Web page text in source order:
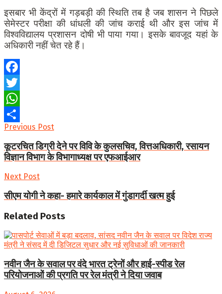
इसबार भी केंद्रों में गड़बड़ी की स्थिति तब है जब शासन ने पिछले
सेमेस्टर परीक्षा की धांधली की जांच कराई थी और इस जांच में
विश्वविद्यालय प्रशासन दोषी भी पाया गया। इसके बावजूद यहां के
अधिकारी नहीं चेत रहे हैं।
Facebook
Twitter
WhatsApp
Share
Previous Post
कूटरचित डिग्री देने पर विवि के कुलसचिव, वित्तअधिकारी, रसायन
विज्ञान विभाग के विभागाध्यक्ष पर एफआईआर
Next Post
सीएम योगी ने कहा- हमारे कार्यकाल में गुंडागर्दी खत्म हुई
Related Posts
नवीन जैन के सवाल पर वंदे भारत ट्रेनों और हाई-स्पीड रेल
परियोजनाओं की प्रगति पर रेल मंत्री ने दिया जवाब